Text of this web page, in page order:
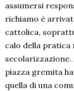
assumersi
richiamo è
cattolica,
calo della pratica
piazza gremita
quella di una